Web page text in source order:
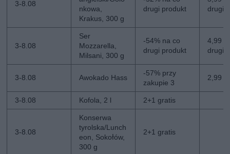
3-8.08
nkowa,
Krakus, 300 g
drugi produkt
drugi
3-8.08
Ser
Mozzarella,
Milsani, 300 g
-54% na co
drugi produkt
4,99
drugi
3-8.08 Awokado Hass
-57% przy
zakupie 3
2,99
3-8.08 Kofola, 2 l 2+1 gratis
3-8.08
Konserwa
tyrolska/Lunch
eon, Sokołów,
300 g
2+1 gratis